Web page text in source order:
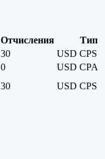
Отчисления
Тип
30 USD CPS
0 USD CPA
30 USD CPS